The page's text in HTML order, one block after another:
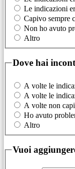
Le indicazioni
Capivo sempre
Non ho avuto
Altro
Dove hai
A volte le
A volte le
A volte non
Ho avuto
Altro
Vuoi